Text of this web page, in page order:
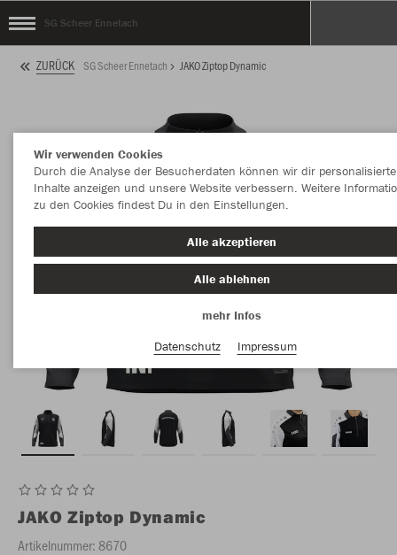
SG Scheer Ennetach
ZURÜCK SG Scheer Ennetach JAKO Ziptop Dynamic
JAKO Ziptop Dynamic
Artikelnummer:8670
Wir verwenden Cookies
Durch die Analyse der Besucherdaten können wir dir personalisierte
Inhalte anzeigen und unsere Website verbessern. Weitere
zu den Cookies findest Du in den Einstellungen.
Alle akzeptieren
Alle ablehnen
mehr Infos
Datenschutz
Impressum